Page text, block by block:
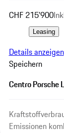
CHF 215'900
Leasing
Details anzeigen
Speichern
Centro Porsche
Emissionen